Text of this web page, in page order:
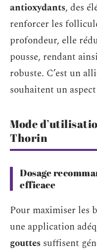
antioxydants, des
renforcer les
profondeur, elle
pousse, rendant
robuste. C’est un
souhaitent un
Mode
Thorin
Dosage
efficace
Pour maximiser les
une application
gouttes suffisent